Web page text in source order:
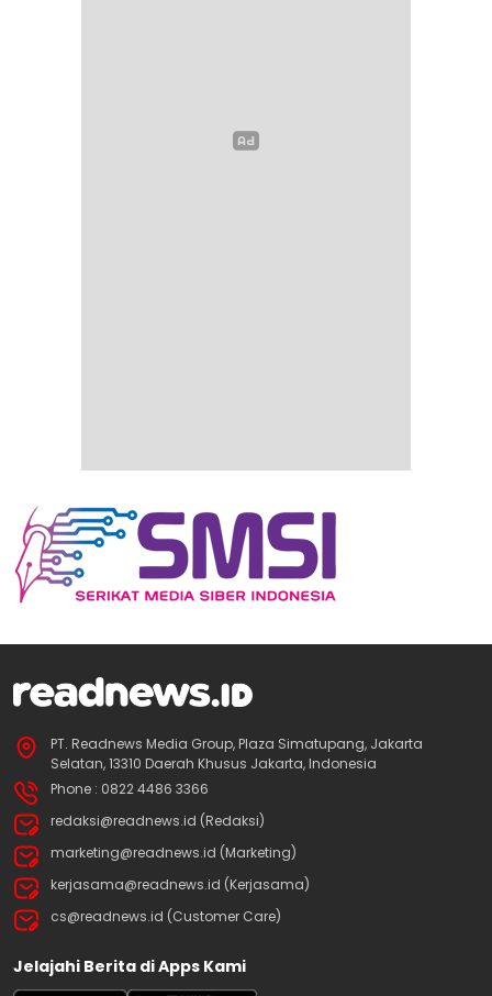
PT. Readnews Media Group, Plaza Simatupang, Jakarta
Selatan, 13310 Daerah Khusus Jakarta, Indonesia
Phone : 0822 4486 3366
redaksi@readnews.id (Redaksi)
marketing@readnews.id (Marketing)
kerjasama@readnews.id (Kerjasama)
cs@readnews.id (Customer Care)
Jelajahi Berita di Apps Kami